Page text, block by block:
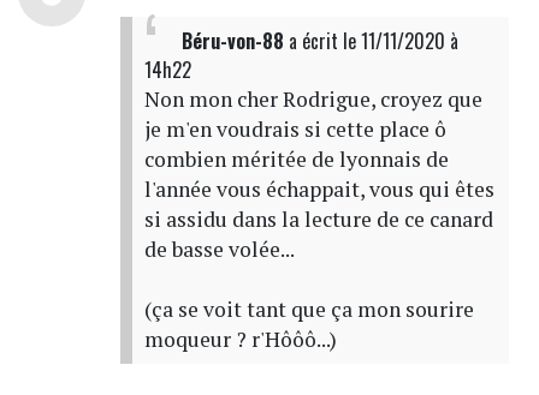
Béru-von-88 a écrit le 11/11/2020 à
14h22
Non mon cher Rodrigue, croyez que
je m'en voudrais si cette place ô
combien méritée de lyonnais de
l'année vous échappait, vous qui êtes
si assidu dans la lecture de ce canard
de basse volée...
(ça se voit tant que ça mon sourire
moqueur ? r'Hôôô...)